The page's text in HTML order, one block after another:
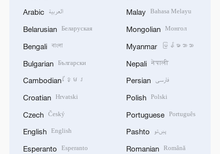
Arabic العربية
Belarusian Беларуская
Bengali বাংলা
Bulgarian Български
Cambodian ខ្មែរ
Croatian Hrvatski
Czech Český
English English
Esperanto Esperanto
Malay Bahasa Melayu
Mongolian Монгол
Myanmar မြန်မာဘာသာ
Nepali नेपाली
Persian فارسی
Polish Polski
Portuguese Português
Pashto پښتو
Romanian Română